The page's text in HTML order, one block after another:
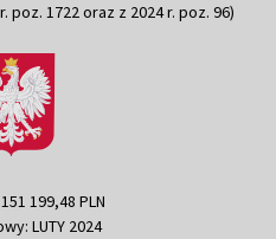
poz. 1722 oraz z 2024 r. poz. 96)
199,48 PLN
LUTY 2024